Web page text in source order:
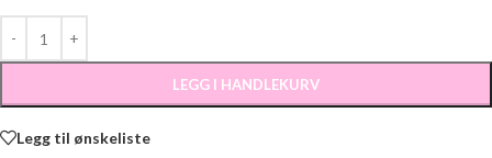
LEGG I HANDLEKURV
Legg til ønskeliste